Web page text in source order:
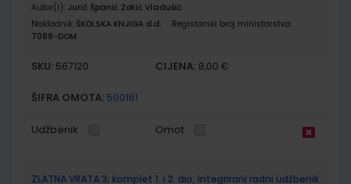
Autor(i): Jurić Španić Zokić Vladušić
Nakladnik: ŠKOLSKA KNJIGA d.d.
Registarski broj ministarstva:
7088-DOM
SKU: 567120 CIJENA: 8,00 €
ŠIFRA OMOTA: 500161
Udžbenik Omot
ZLATNA VRATA 3; komplet 1. i 2. dio, integrirani radni udžbenik